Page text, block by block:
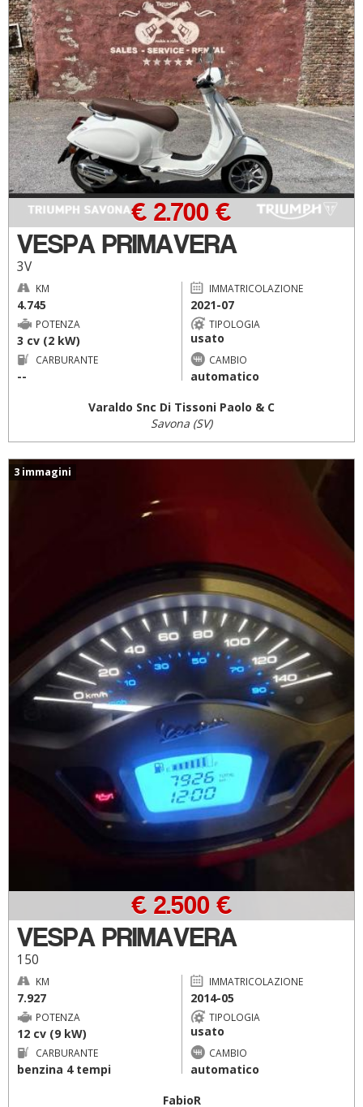
VESPA PRIMAVERA
3V
€ 2.700 €
KM
4.745
IMMATRICOLAZIONE
2021-07
POTENZA
3 cv (2 kW)
TIPOLOGIA
usato
CARBURANTE
--
CAMBIO
automatico
Varaldo Snc Di Tissoni Paolo & C
Savona (SV)
3 immagini
VESPA PRIMAVERA
150
€ 2.500 €
KM
7.927
IMMATRICOLAZIONE
2014-05
POTENZA
12 cv (9 kW)
TIPOLOGIA
usato
CARBURANTE
benzina 4 tempi
CAMBIO
automatico
FabioR